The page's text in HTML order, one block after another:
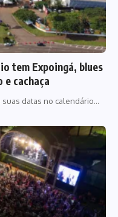
tem Expoingá, blues
e cachaça
suas datas no calendário…